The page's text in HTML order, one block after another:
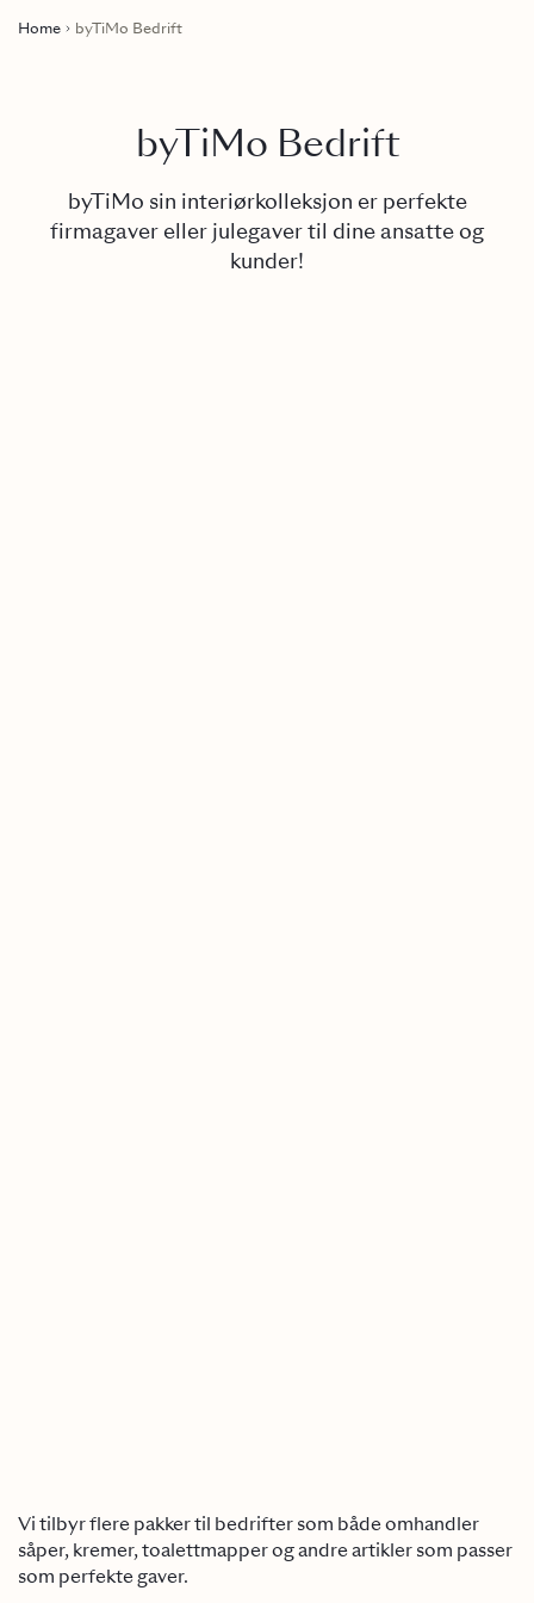
Home byTiMo Bedrift
byTiMo Bedrift
byTiMo sin interiørkolleksjon er perfekte
firmagaver eller julegaver til dine ansatte og
kunder!
Vi tilbyr flere pakker til bedrifter som både omhandler
såper, kremer, toalettmapper og andre artikler som passer
som perfekte gaver.